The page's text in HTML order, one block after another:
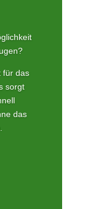
für das
sorgt
das